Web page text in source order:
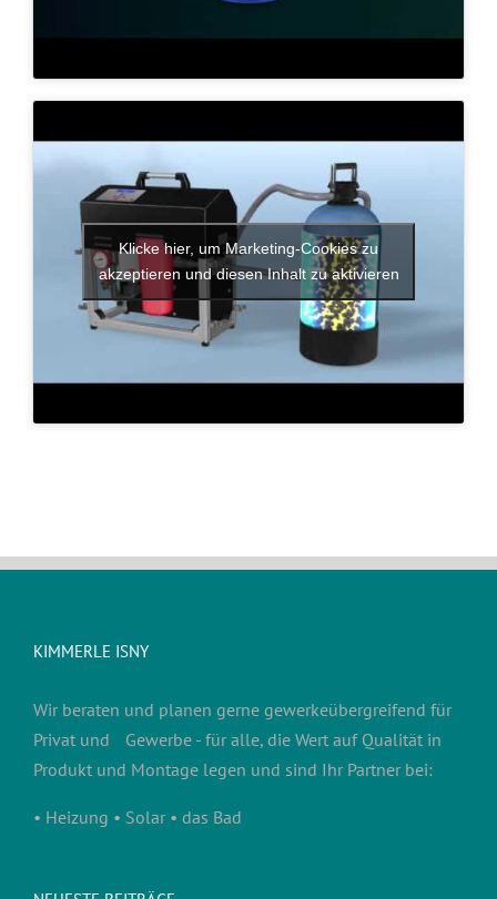
Klicke hier, um Marketing-Cookies zu
akzeptieren und diesen Inhalt zu aktivieren
KIMMERLE ISNY
Wir beraten und planen gerne gewerkeübergreifend für
Privat und Gewerbe - für alle, die Wert auf Qualität in
Produkt und Montage legen und sind Ihr Partner bei:
• Heizung • Solar • das Bad